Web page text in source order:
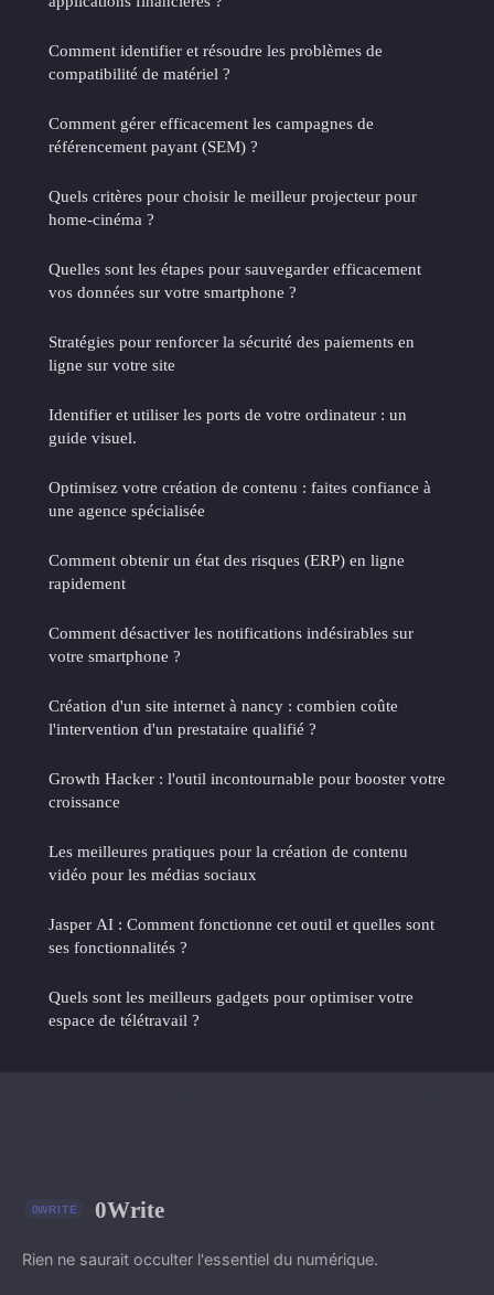
Comment identifier et résoudre les problèmes de
compatibilité de matériel ?
Comment gérer efficacement les campagnes de
référencement payant (SEM) ?
Quels critères pour choisir le meilleur projecteur pour
home-cinéma ?
Quelles sont les étapes pour sauvegarder efficacement
vos données sur votre smartphone ?
Stratégies pour renforcer la sécurité des paiements en
ligne sur votre site
Identifier et utiliser les ports de votre ordinateur : un
guide visuel.
Optimisez votre création de contenu : faites confiance à
une agence spécialisée
Comment obtenir un état des risques (ERP) en ligne
rapidement
Comment désactiver les notifications indésirables sur
votre smartphone ?
Création d'un site internet à nancy : combien coûte
l'intervention d'un prestataire qualifié ?
Growth Hacker : l'outil incontournable pour booster votre
croissance
Les meilleures pratiques pour la création de contenu
vidéo pour les médias sociaux
Jasper AI : Comment fonctionne cet outil et quelles sont
ses fonctionnalités ?
Quels sont les meilleurs gadgets pour optimiser votre
espace de télétravail ?
0Write
Rien ne saurait occulter l'essentiel du numérique.